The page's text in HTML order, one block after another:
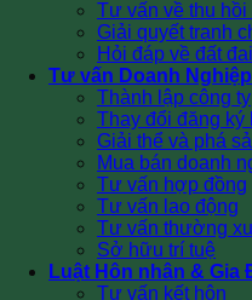
Tư vấn về thu
Giải quyết tranh
Hỏi đáp về đất đai
Tư vấn Doanh Nghiệp
Thành lập công ty
Thay đổi đăng ký
Giải thể và phá
Mua bán doanh
Tư vấn hợp đồng
Tư vấn lao động
Tư vấn thường
Sở hữu trí tuệ
Luật Hôn nhân & Gia
Tư vấn kết hôn